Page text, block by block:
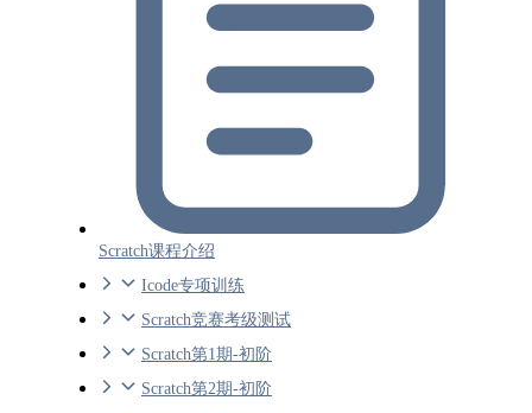
Scratch课程介绍
Icode专项训练
Scratch竞赛考级测试
Scratch第1期-初阶
Scratch第2期-初阶